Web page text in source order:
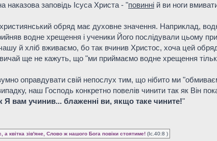
наказова заповідь Ісуса Христа - "повинні й ви ноги
обряд має духовне значення. Наприклад,
водне хрещення і ученики Його послідували цьому
й хліб вживаємо, бо так вчинив Христос, хоча цей
ще не кажуть, що "ми приймаємо водне хрещення
оправдувати свій непослух тим, що нібито ми
наш Господь конкретно повелів чинити так як Він
Я вам учинив... блаженні ви, якщо таке чините!"
а квітка зів'яне, Слово ж нашого Бога повіки стоятиме! (Іс.40:8 )